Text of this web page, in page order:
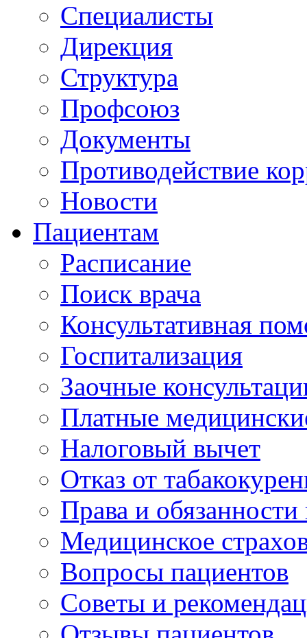
Специалисты
Дирекция
Структура
Профсоюз
Документы
Противодействие
Новости
Пациентам
Расписание
Поиск врача
Консультативная
Госпитализация
Заочные
Платные
Налоговый вычет
Отказ от
Права и
Медицинское
Вопросы пациентов
Советы и